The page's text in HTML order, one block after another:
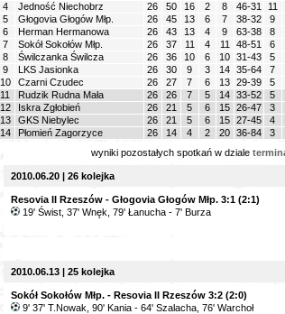
4
Jedność Niechobrz 26 50 16 2 8 46-31 11
5
Głogovia Głogów Młp. 26 45 13 6 7 38-32 9
6
Herman Hermanowa 26 43 13 4 9 63-38 8
7
Sokół Sokołów Młp. 26 37 11 4 11 48-51 6
8
Świlczanka Świlcza 26 36 10 6 10 31-43 5
9
LKS Jasionka 26 30 9 3 14 35-64 7
10
Czarni Czudec 26 27 7 6 13 29-39 5
11
Rudzik Rudna Mała 26 26 7 5 14 33-52 5
12
Iskra Zgłobień 26 21 5 6 15 26-47 3
13
GKS Niebylec 26 21 5 6 15 27-45 4
14
Płomień Zagorzyce 26 14 4 2 20 36-84 3
wyniki pozostałych spotkań w dziale
2010.06.20 | 26 kolejka
Resovia II Rzeszów - Głogovia Głogów Młp. 3:1 (2:1)
19' Świst, 37' Wnęk, 79' Łanucha - 7' Burza
2010.06.13 | 25 kolejka
Sokół Sokołów Młp. - Resovia II Rzeszów 3:2 (2:0)
9' 37' T.Nowak, 90' Kania - 64' Szalacha, 76' Warchoł